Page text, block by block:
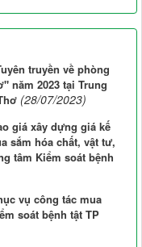
truyền về phòng
năm 2023 tại Trung
(28/07/2023)
giá xây dựng giá kế
sắm hóa chất, vật tư,
tâm Kiểm soát bệnh
vụ công tác mua
soát bệnh tật TP